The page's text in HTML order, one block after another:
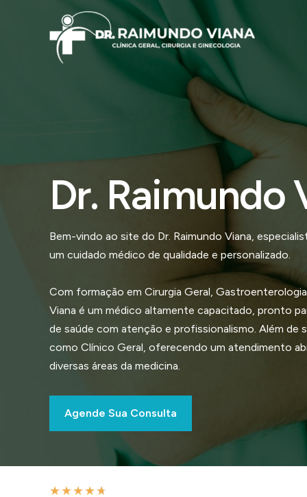
Dr. Raimundo
Bem-vindo ao site do Dr. Raimundo Viana,
um cuidado médico de qualidade e personalizado.
Com formação em Cirurgia Geral,
Viana é um médico altamente capacitado, pronto
de saúde com atenção e profissionalismo. Além de
como Clínico Geral, oferecendo um atendimento
diversas áreas da medicina.
Agende Sua Consulta
★★★★★